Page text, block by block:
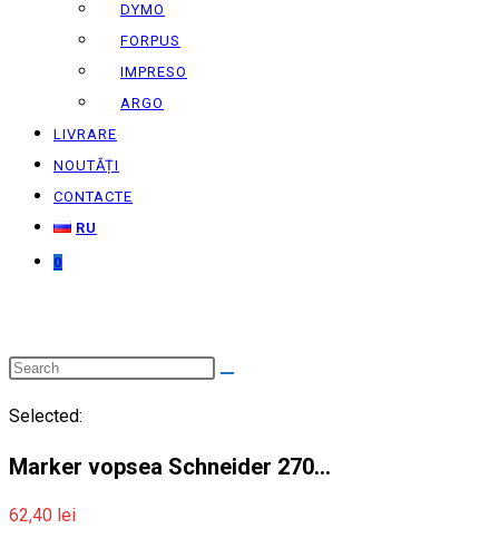
DYMO
FORPUS
IMPRESO
ARGO
LIVRARE
NOUTĂȚI
CONTACTE
RU
0
Selected:
Marker vopsea Schneider 270…
62,40 lei